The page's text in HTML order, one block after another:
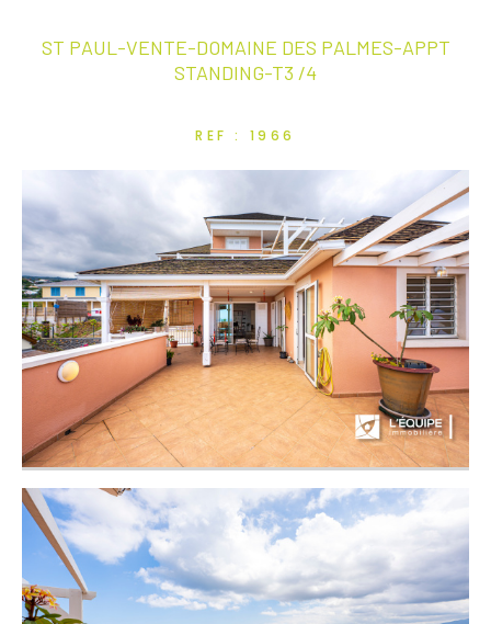
ST PAUL-VENTE-DOMAINE DES PALMES-APPT
STANDING-T3 /4
REF : 1966